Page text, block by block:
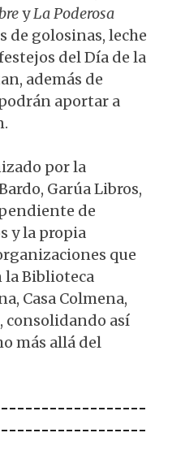
yLa Poderosa
de golosinas, leche
del Día de la
además de
aportar a
por la
Garúa Libros,
de
y la propia
que
la Biblioteca
Casa Colmena,
consolidando así
más allá del